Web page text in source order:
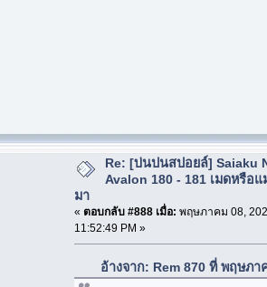
Re: [บ่นปนสปอยล์] Saiaku
Avalon 180 - 181 เมดหรือแ
มา
« ตอบกลับ #888 เมื่อ: พฤษภาคม 08,
11:52:49 PM »
อ้างจาก: Rem 870 ที่ พฤษภา